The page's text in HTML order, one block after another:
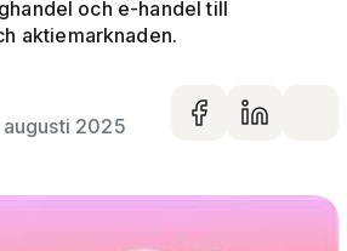
och e-handel till
aktiemarknaden.
2025
Dela på
Dela